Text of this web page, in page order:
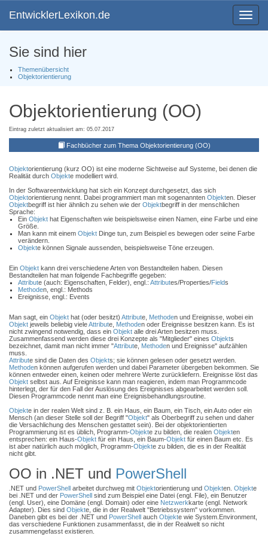
Toggle
EntwicklerLexikon.de
Sie sind hier
Themenübersicht
Objektorientierung
Objektorientierung (OO)
Eintrag zuletzt aktualisiert am: 05.07.2017
Fachbücher zum Thema Objektorientierung (OO)
Objektorientierung (kurz OO) ist eine moderne Sichtweise auf Systeme, bei denen die
Realität durch Objekte modelliert wird.
In der Softwareentwicklung hat sich ein Konzept durchgesetzt, das sich
Objektorientierung nennt. Dabei programmiert man mit sogenannten Objekten. Dieser
Objektbegriff ist hier ähnlich zu sehen wie der Objektbegriff in der menschlichen
Sprache:
Ein Objekt hat Eigenschaften wie beispielsweise einen Namen, eine Farbe und eine
Größe.
Man kann mit einem Objekt Dinge tun, zum Beispiel es bewegen oder seine Farbe
verändern.
Objekte können Signale aussenden, beispielsweise Töne erzeugen.
Ein Objekt kann drei verschiedene Arten von Bestandteilen haben. Diesen
Bestandteilen hat man folgende Fachbegriffe gegeben:
Attribute (auch: Eigenschaften, Felder), engl.: Attributes/Properties/Fields
Methoden, engl.: Methods
Ereignisse, engl.: Events
Man sagt, ein Objekt hat (oder besitzt) Attribute, Methoden und Ereignisse, wobei ein
Objekt jeweils beliebig vieleAttribute, Methoden oder Ereignisse besitzen kann. Es ist
nicht zwingend notwendig, dass ein Objekt alle drei Arten besitzen muss.
Zusammenfassend werden diese drei Konzepte als "Mitglieder" eines Objekts
bezeichnet, damit man nicht immer "Attribute, Methoden und Ereignisse" aufzählen
muss.
Attribute sind die Daten des Objekts; sie können gelesen oder gesetzt werden.
Methoden können aufgerufen werden und dabei Parameter übergeben bekommen. Sie
können entweder einen, keinen oder mehrere Werte zurückliefern. Ereignisse löst das
Objekt selbst aus. Auf Ereignisse kann man reagieren, indem man Programmcode
hinterlegt, der für den Fall der Auslösung des Ereignisses abgearbeitet werden soll.
Diesen Programmcode nennt man eine Ereignisbehandlungsroutine.
Objekte in der realen Welt sind z. B. ein Haus, ein Baum, ein Tisch, ein Auto oder ein
Mensch (an dieser Stelle soll der Begriff "Objekt" als Oberbegriff zu sehen und daher
die Versachlichung des Menschen gestattet sein). Bei der objektorientierten
Programmierung ist es üblich, Programm-Objekte zu bilden, die realen Objekten
entsprechen: ein Haus-Objekt für ein Haus, ein Baum-Objekt für einen Baum etc. Es
ist aber natürlich auch möglich, Programm-Objekte zu bilden, die es in der Realität
nicht gibt.
OO in .NET und PowerShell
.NET und PowerShell arbeitet durchweg mit Objektorientierung und Objekten. Objekte
bei .NET und der PowerShell sind zum Beispiel eine Datei (engl. File), ein Benutzer
(engl. User), eine Domäne (engl. Domain) oder eine Netzwerkkarte (engl. Network
Adapter). Dies sind Objekte, die in der Realwelt "Betriebssystem" vorkommen.
Daneben gibt es bei der .NET und PowerShell auch Objekte wie System.Environment,
das verschiedene Funktionen zusammenfasst, die in der Realwelt so nicht
zusammengefasst existieren.